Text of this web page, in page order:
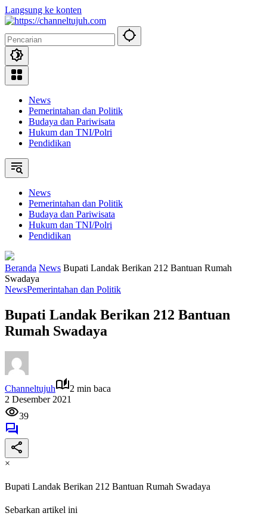
Langsung ke konten
News
Pemerintahan dan Politik
Budaya dan Pariwisata
Hukum dan TNI/Polri
Pendidikan
News
Pemerintahan dan Politik
Budaya dan Pariwisata
Hukum dan TNI/Polri
Pendidikan
Beranda News Bupati Landak Berikan 212 Bantuan Rumah
Swadaya
NewsPemerintahan dan Politik
Bupati Landak Berikan 212 Bantuan
Rumah Swadaya
Channeltujuh
2 min baca
2 Desember 2021
39
×
Bupati Landak Berikan 212 Bantuan Rumah Swadaya
Sebarkan artikel ini